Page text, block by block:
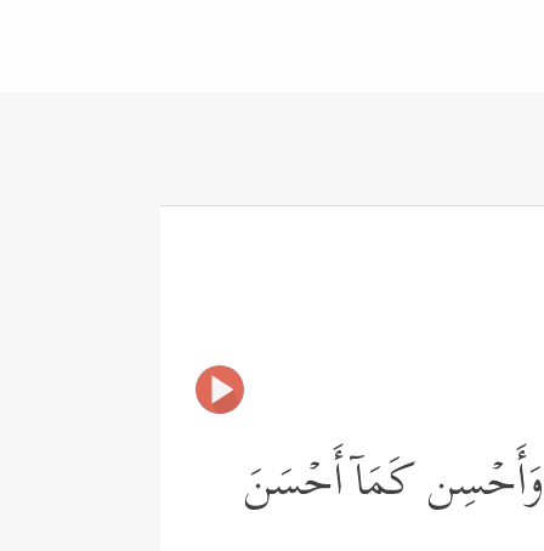
وَأَحۡسِن كَمَاۤ أَحۡسَنَ